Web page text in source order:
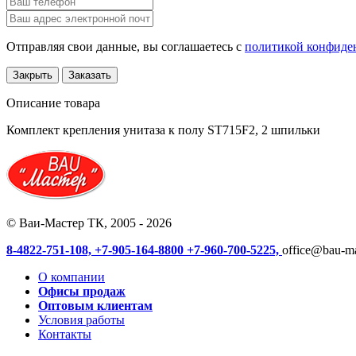
Отправляя свои данные, вы соглашаетесь с политикой
Закрыть Заказать
Описание товара
Комплект крепления унитаза к полу ST715F2, 2 шпильки
© Ваи-Мастер ТК, 2005 - 2026
8-4822-751-108, +7-905-164-8800 +7-960-700-5225, office@bau-
О компании
Офисы продаж
Оптовым клиентам
Условия работы
Контакты